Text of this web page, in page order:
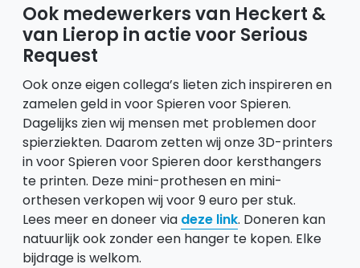
Ook medewerkersvan Heckert &
van Lierop in actie voor Serious
Request
Ook onze eigen collega’s lieten zich inspireren en
zamelen geld in voor Spieren voor Spieren.
Dagelijks zien wij mensen met problemen door
spierziekten. Daarom zetten wij onze 3D-printers
in voor Spieren voor Spieren door kersthangers
te printen. Deze mini-prothesen en mini-
orthesen verkopen wij voor 9 euro per stuk.
Lees meer en doneer via deze link. Doneren kan
natuurlijk ook zonder een hanger te kopen. Elke
bijdrage is welkom.